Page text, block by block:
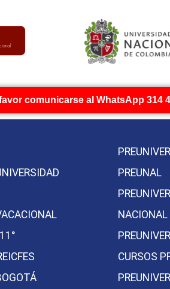
comunicarse al WhatsApp 314
PREUNAL
NACIONAL
CURSOS